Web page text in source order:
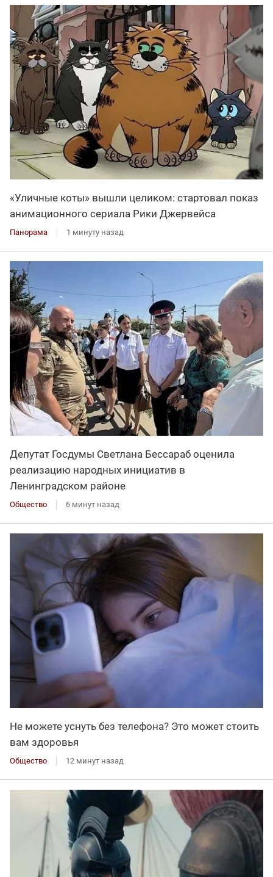
«Уличные коты» вышли целиком: стартовал показ
анимационного сериала Рики Джервейса
Панорама 1 минуту назад
Депутат Госдумы Светлана Бессараб оценила
реализацию народных инициатив в
Ленинградском районе
Общество 6 минут назад
Не можете уснуть без телефона? Это может стоить
вам здоровья
Общество 12 минут назад